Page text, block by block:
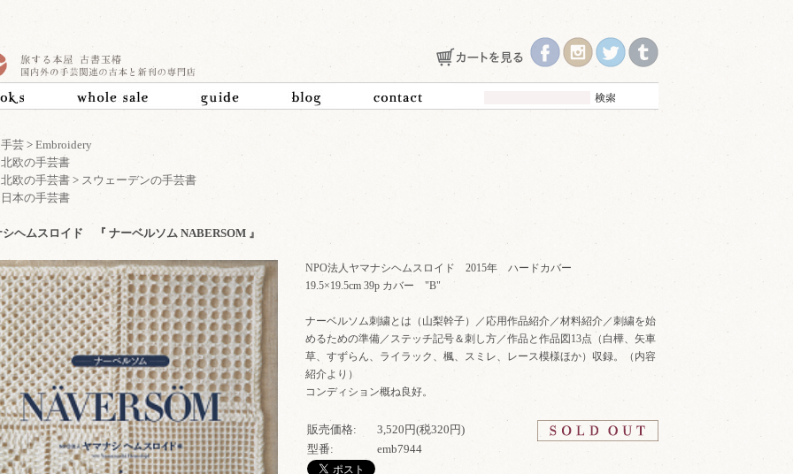
手芸 > Embroidery
北欧の手芸書
北欧の手芸書 > スウェーデンの手芸書
日本の手芸書
シヘムスロイド 『 ナーベルソム NABERSOM 』
NPO法人ヤマナシヘムスロイド 2015年 ハードカバー
19.5×19.5cm 39p カバー "B"
ナーベルソム刺繍とは（山梨幹子）／応用作品紹介／材料紹介／刺繍を始
めるための準備／ステッチ記号＆刺し方／作品と作品図13点（白樺、矢車
草、すずらん、ライラック、楓、スミレ、レース模様ほか）収録。（内容
紹介より）
コンディション概ね良好。
販売価格:
3,520円(税320円)
型番:
emb7944